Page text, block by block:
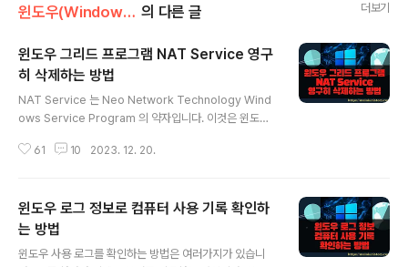
윈도우(Window OS)/윈도우7(Windows7) 의 다른 글 더보기
윈도우 그리드 프로그램 NAT Service 영구
히 삭제하는 방법
NAT Service 는 Neo Network Technology Wind
ows Service Program 의 약자입니다. 이것은 윈도우
하는 ActiveX 에 포함되어 있는 프로그램으로 자신들의
다음에 다시 설치하더라도 지워 주는 것이 좋습니다. 특히
노트북은 배터리 절약을 위해서 반드시 지워야겠죠. ▼ 프
로그램을 삭제하는 것은 간단합니다. 64비트일 경우 Pro
gram Files(x86) > NAT Service폴더에 가시면 삭제
61 10 2023. 12. 20.
윈도우 로그 정보로 컴퓨터 사용 기록 확인하
는 방법
윈도우 사용 로그를 확인하는 방법은 여러가지가 있습니